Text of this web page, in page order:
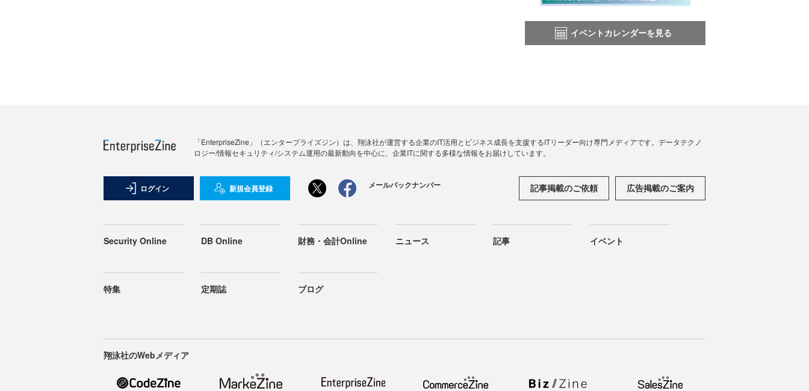
イベントカレンダーを見る
「EnterpriseZine」（エンタープライズジン）は、翔泳社が運営する企業のIT活用とビジネス成長を支援するITリーダー向け専門メディアです。データテクノ
ロジー/情報セキュリティ/システム運用の最新動向を中心に、企業ITに関する多様な情報をお届けしています。
ログイン 新規会員登録 メールバックナンバー 記事掲載のご依頼 広告掲載のご案内
Security Online DB Online 財務・会計Online ニュース 記事 イベント
特集 定期誌 ブログ
翔泳社のWebメディア